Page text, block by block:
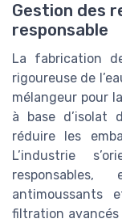
Gestion des
responsable
La fabrication
rigoureuse de
mélangeur pour
à base d’isolat
réduire les
L’industrie
antimoussants
filtration